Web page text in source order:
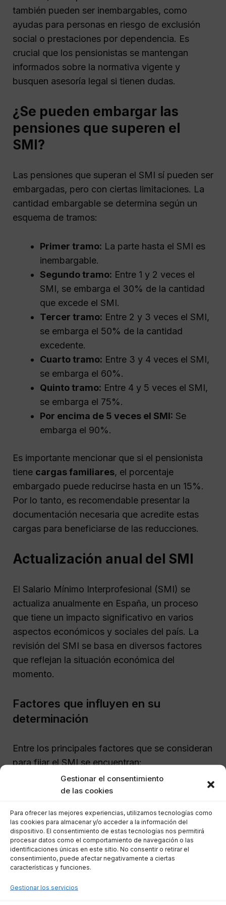
Gestionar el consentimiento
de las cookies
Para ofrecer las mejores experiencias, utilizamos tecnologías como
las cookies para almacenar y/o acceder a la información del
dispositivo. El consentimiento de estas tecnologías nos permitirá
procesar datos como el comportamiento de navegación o las
identificaciones únicas en este sitio. No consentir o retirar el
consentimiento, puede afectar negativamente a ciertas
características y funciones.
Gestionar los servicios
también pueden ser inembargables, como
ayudas para personas en riesgo de exclusión
social o prestaciones por dependencia. Es
crucial que los pensionistas se mantengan
informados sobre la normativa vigente y
busquen asesoría legal si tienen dudas.
¿Se pueden embargar las
pensiones que superen el
SMI?
Las pensiones que superan el SMI sí pueden ser
embargadas, pero con ciertas limitaciones. La
cantidad embargable se determina según un
esquema de tramos:
Primer tramo: La parte hasta el SMI es
inembargable.
Segundo tramo: Entre 1 y 2 veces el
SMI, se embarga el 30% de la cantidad
que excede el SMI.
Tercer tramo: Entre 2 y 3 veces el SMI,
se embarga el 50% de la cantidad
excedente.
Cuarto tramo: Entre 3 y 4 veces el SMI,
se embarga el 60%.
Quinto tramo: Entre 4 y 5 veces el SMI,
se embarga el 75%.
Por encima de 5 veces el SMI: Se
embarga el 90%.
Es importante mencionar que si el pensionista
tiene cargas familiares, el porcentaje
embargado puede reducirse hasta en un 15%.
Por lo tanto, es recomendable presentar la
documentación necesaria que acredite estas
cargas para beneficiarse de las reducciones.
Actualización anual del SMI
El Salario Mínimo Interprofesional (SMI) se
actualiza anualmente en España, un proceso
que tiene un impacto significativo en varios
aspectos económicos y sociales del país. La
revisión del SMI se basa en diversos factores
que reflejan la situación económica del
momento.
Factores que influyen en su
determinación
Entre los principales factores que se consideran
para fijar el SMI se encuentran:
Índice de Precios al Consumo (IPC):
acuerdo con la inflación, protegiendo así
el poder adquisitivo de los trabajadores.
Productividad:Se analiza la evolución
de la productividad en el país, buscando
rendimiento económico general.